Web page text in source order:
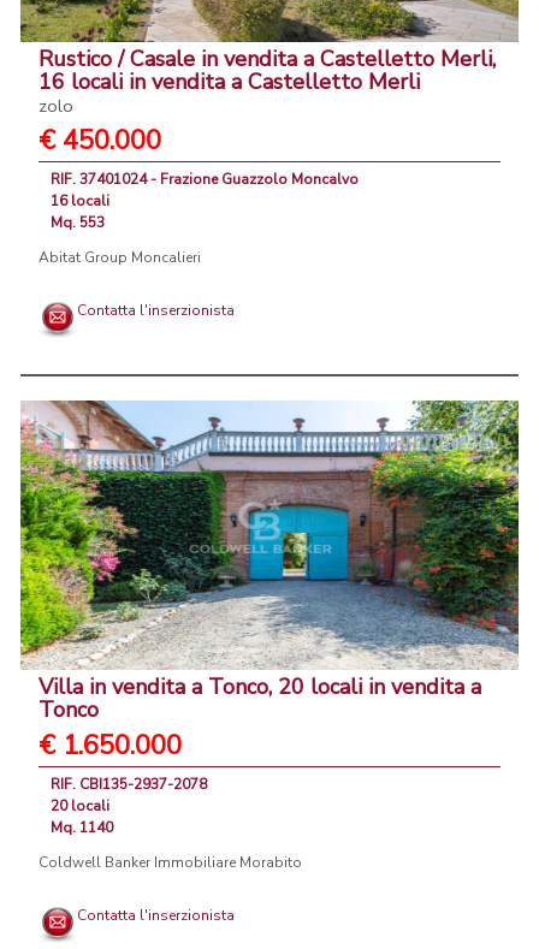
Rustico / Casale in vendita a Castelletto Merli,
16 locali in vendita a Castelletto Merli
zolo
€ 450.000
RIF. 37401024 - Frazione Guazzolo Moncalvo
16 locali
Mq. 553
Abitat Group Moncalieri
Contatta l'inserzionista
Villa in vendita a Tonco, 20 locali in vendita a
Tonco
€ 1.650.000
RIF. CBI135-2937-2078
20 locali
Mq. 1140
Coldwell Banker Immobiliare Morabito
Contatta l'inserzionista